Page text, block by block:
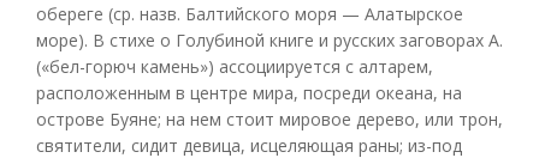
обереге (ср. назв. Балтийского моря — Алатырское
море). В стихе о Голубиной книге и русских заговорах А.
(«бел-горюч камень») ассоциируется с алтарем,
расположенным в центре мира, посреди океана, на
острове Буяне; на нем стоит мировое дерево, или трон,
святители, сидит девица, исцеляющая раны; из-под